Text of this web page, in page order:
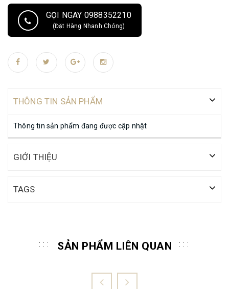
GỌI NGAY 0988352210
(Đặt Hàng Nhanh Chóng)
THÔNG TIN SẢN PHẨM
Thông tin sản phẩm đang được cập nhật
GIỚI THIỆU
TAGS
SẢN PHẨM LIÊN QUAN